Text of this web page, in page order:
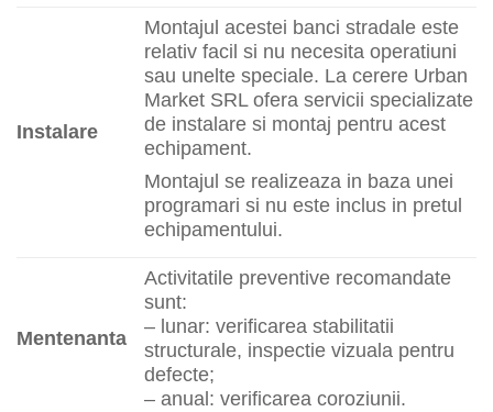
Instalare
Montajul acestei banci stradale este
relativ facil si nu necesita operatiuni
sau unelte speciale. La cerere Urban
Market SRL ofera servicii specializate
de instalare si montaj pentru acest
echipament.
Montajul se realizeaza in baza unei
programari si nu este inclus in pretul
echipamentului.
Mentenanta
Activitatile preventive recomandate
sunt:
– lunar: verificarea stabilitatii
structurale, inspectie vizuala pentru
defecte;
– anual: verificarea coroziunii.